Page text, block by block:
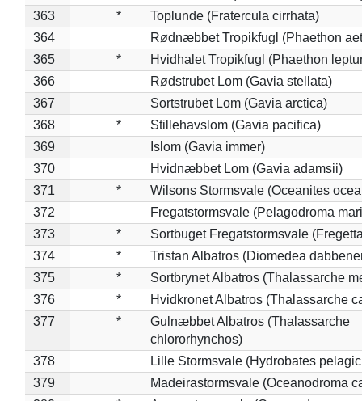
363
*
Toplunde (Fratercula cirrhata)
364
Rødnæbbet Tropikfugl (Phaethon
365
*
Hvidhalet Tropikfugl (Phaethon
366
Rødstrubet Lom (Gavia stellata)
367
Sortstrubet Lom (Gavia arctica)
368
*
Stillehavslom (Gavia pacifica)
369
Islom (Gavia immer)
370
Hvidnæbbet Lom (Gavia adamsii)
371
*
Wilsons Stormsvale (Oceanites
372
Fregatstormsvale (Pelagodroma
373
*
Sortbuget Fregatstormsvale
374
*
Tristan Albatros (Diomedea
375
*
Sortbrynet Albatros (Thalassarche
376
*
Hvidkronet Albatros (Thalassarche
377
*
Gulnæbbet Albatros (Thalassarche
chlororhynchos)
378
Lille Stormsvale (Hydrobates
379
Madeirastormsvale (Oceanodroma